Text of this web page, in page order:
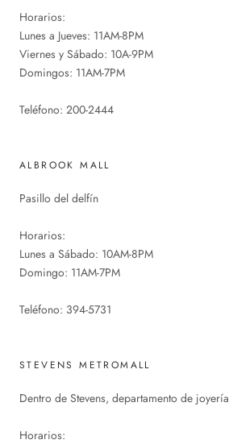
Horarios:
Lunes a Jueves: 11AM-8PM
Viernes y Sábado: 10A-9PM
Domingos: 11AM-7PM
Teléfono: 200-2444
ALBROOK MALL
Pasillo del delfín
Horarios:
Lunes a Sábado: 10AM-8PM
Domingo: 11AM-7PM
Teléfono: 394-5731
STEVENS METROMALL
Dentro de Stevens, departamento de joyería
Horarios: